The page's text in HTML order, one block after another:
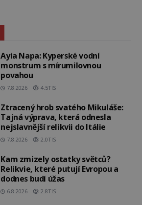
Ayia Napa: Kyperské vodní
monstrum s mírumilovnou
povahou
7.8.2026 4.5TIS
Ztracený hrob svatého Mikuláše:
Tajná výprava, která odnesla
nejslavnější relikvii do Itálie
7.8.2026 2.0TIS
Kam zmizely ostatky světců?
Relikvie, které putují Evropou a
dodnes budí úžas
6.8.2026 2.8TIS